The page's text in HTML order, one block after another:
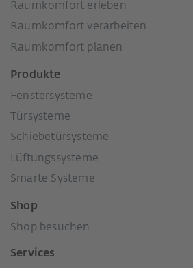
Raumkomfort erleben
Raumkomfort verarbeiten
Raumkomfort planen
Produkte
Fenstersysteme
Türsysteme
Schiebetürsysteme
Lüftungssysteme
Smarte Systeme
Shop
Shop besuchen
Services